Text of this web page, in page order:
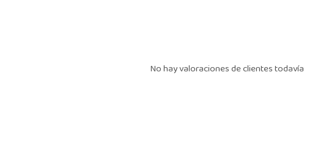
No hay valoraciones de clientes todavía